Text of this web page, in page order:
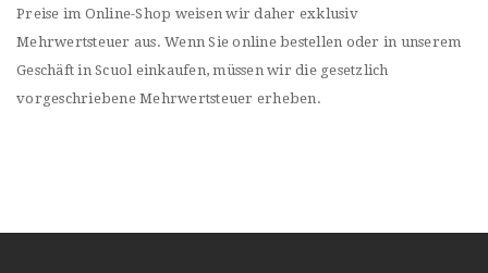
Preise im Online-Shop weisen wir daher exklusiv
Mehrwertsteuer aus. Wenn Sie online bestellen oder in unserem
Geschäft in Scuol einkaufen, müssen wir die gesetzlich
vorgeschriebene Mehrwertsteuer erheben.